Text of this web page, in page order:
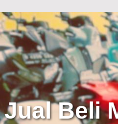
Jual Beli